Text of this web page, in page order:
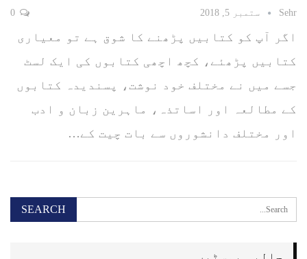
Sehr ستمبر 5, 2018
اگر آپ کو کتابیں پڑھنے کا شوق ہے تو معیاری
کتابیں پڑھئے، کچھ اچھی کتابوں کی ایک لسٹ
جسے میں نے مختلف خود نوشت، پسندیدہ کتابوں
کے مطالعہ اور اساتذہ، ماہرین زبان و ادب
اور مختلف دانشوروں سے بات چیت کے…